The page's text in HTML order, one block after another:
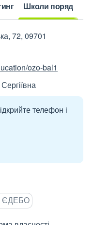
Школи поряд
72, 09701
ozo-bal1
телефон і
ЄДЕБО